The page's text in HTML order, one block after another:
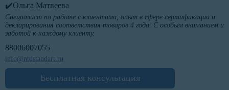
✔️Ольга Матвеева
Специалист по работе с клиентами, опыт в сфере сертификации и
декларирования соответствия товаров 4 года. С особым вниманием и
заботой к каждому клиенту.
88006007055
info@ntdstandart.ru
Бесплатная консультация